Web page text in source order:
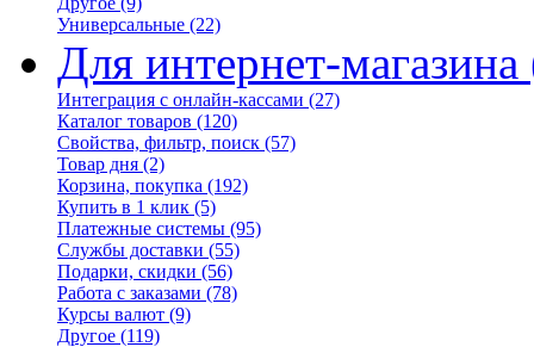
Универсальные (22)
Для интернет-магазина
Интеграция с онлайн-кассами (27)
Каталог товаров (120)
Свойства, фильтр, поиск (57)
Товар дня (2)
Корзина, покупка (192)
Купить в 1 клик (5)
Платежные системы (95)
Службы доставки (55)
Подарки, скидки (56)
Работа с заказами (78)
Курсы валют (9)
Другое (119)